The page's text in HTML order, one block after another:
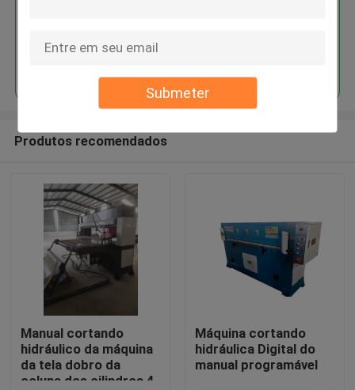
Submeter
Produtos recomendados
Manual cortando
hidráulico da máquina
da tela dobro da
coluna dos cilindros 4
Máquina cortando
hidráulica Digital do
manual programável